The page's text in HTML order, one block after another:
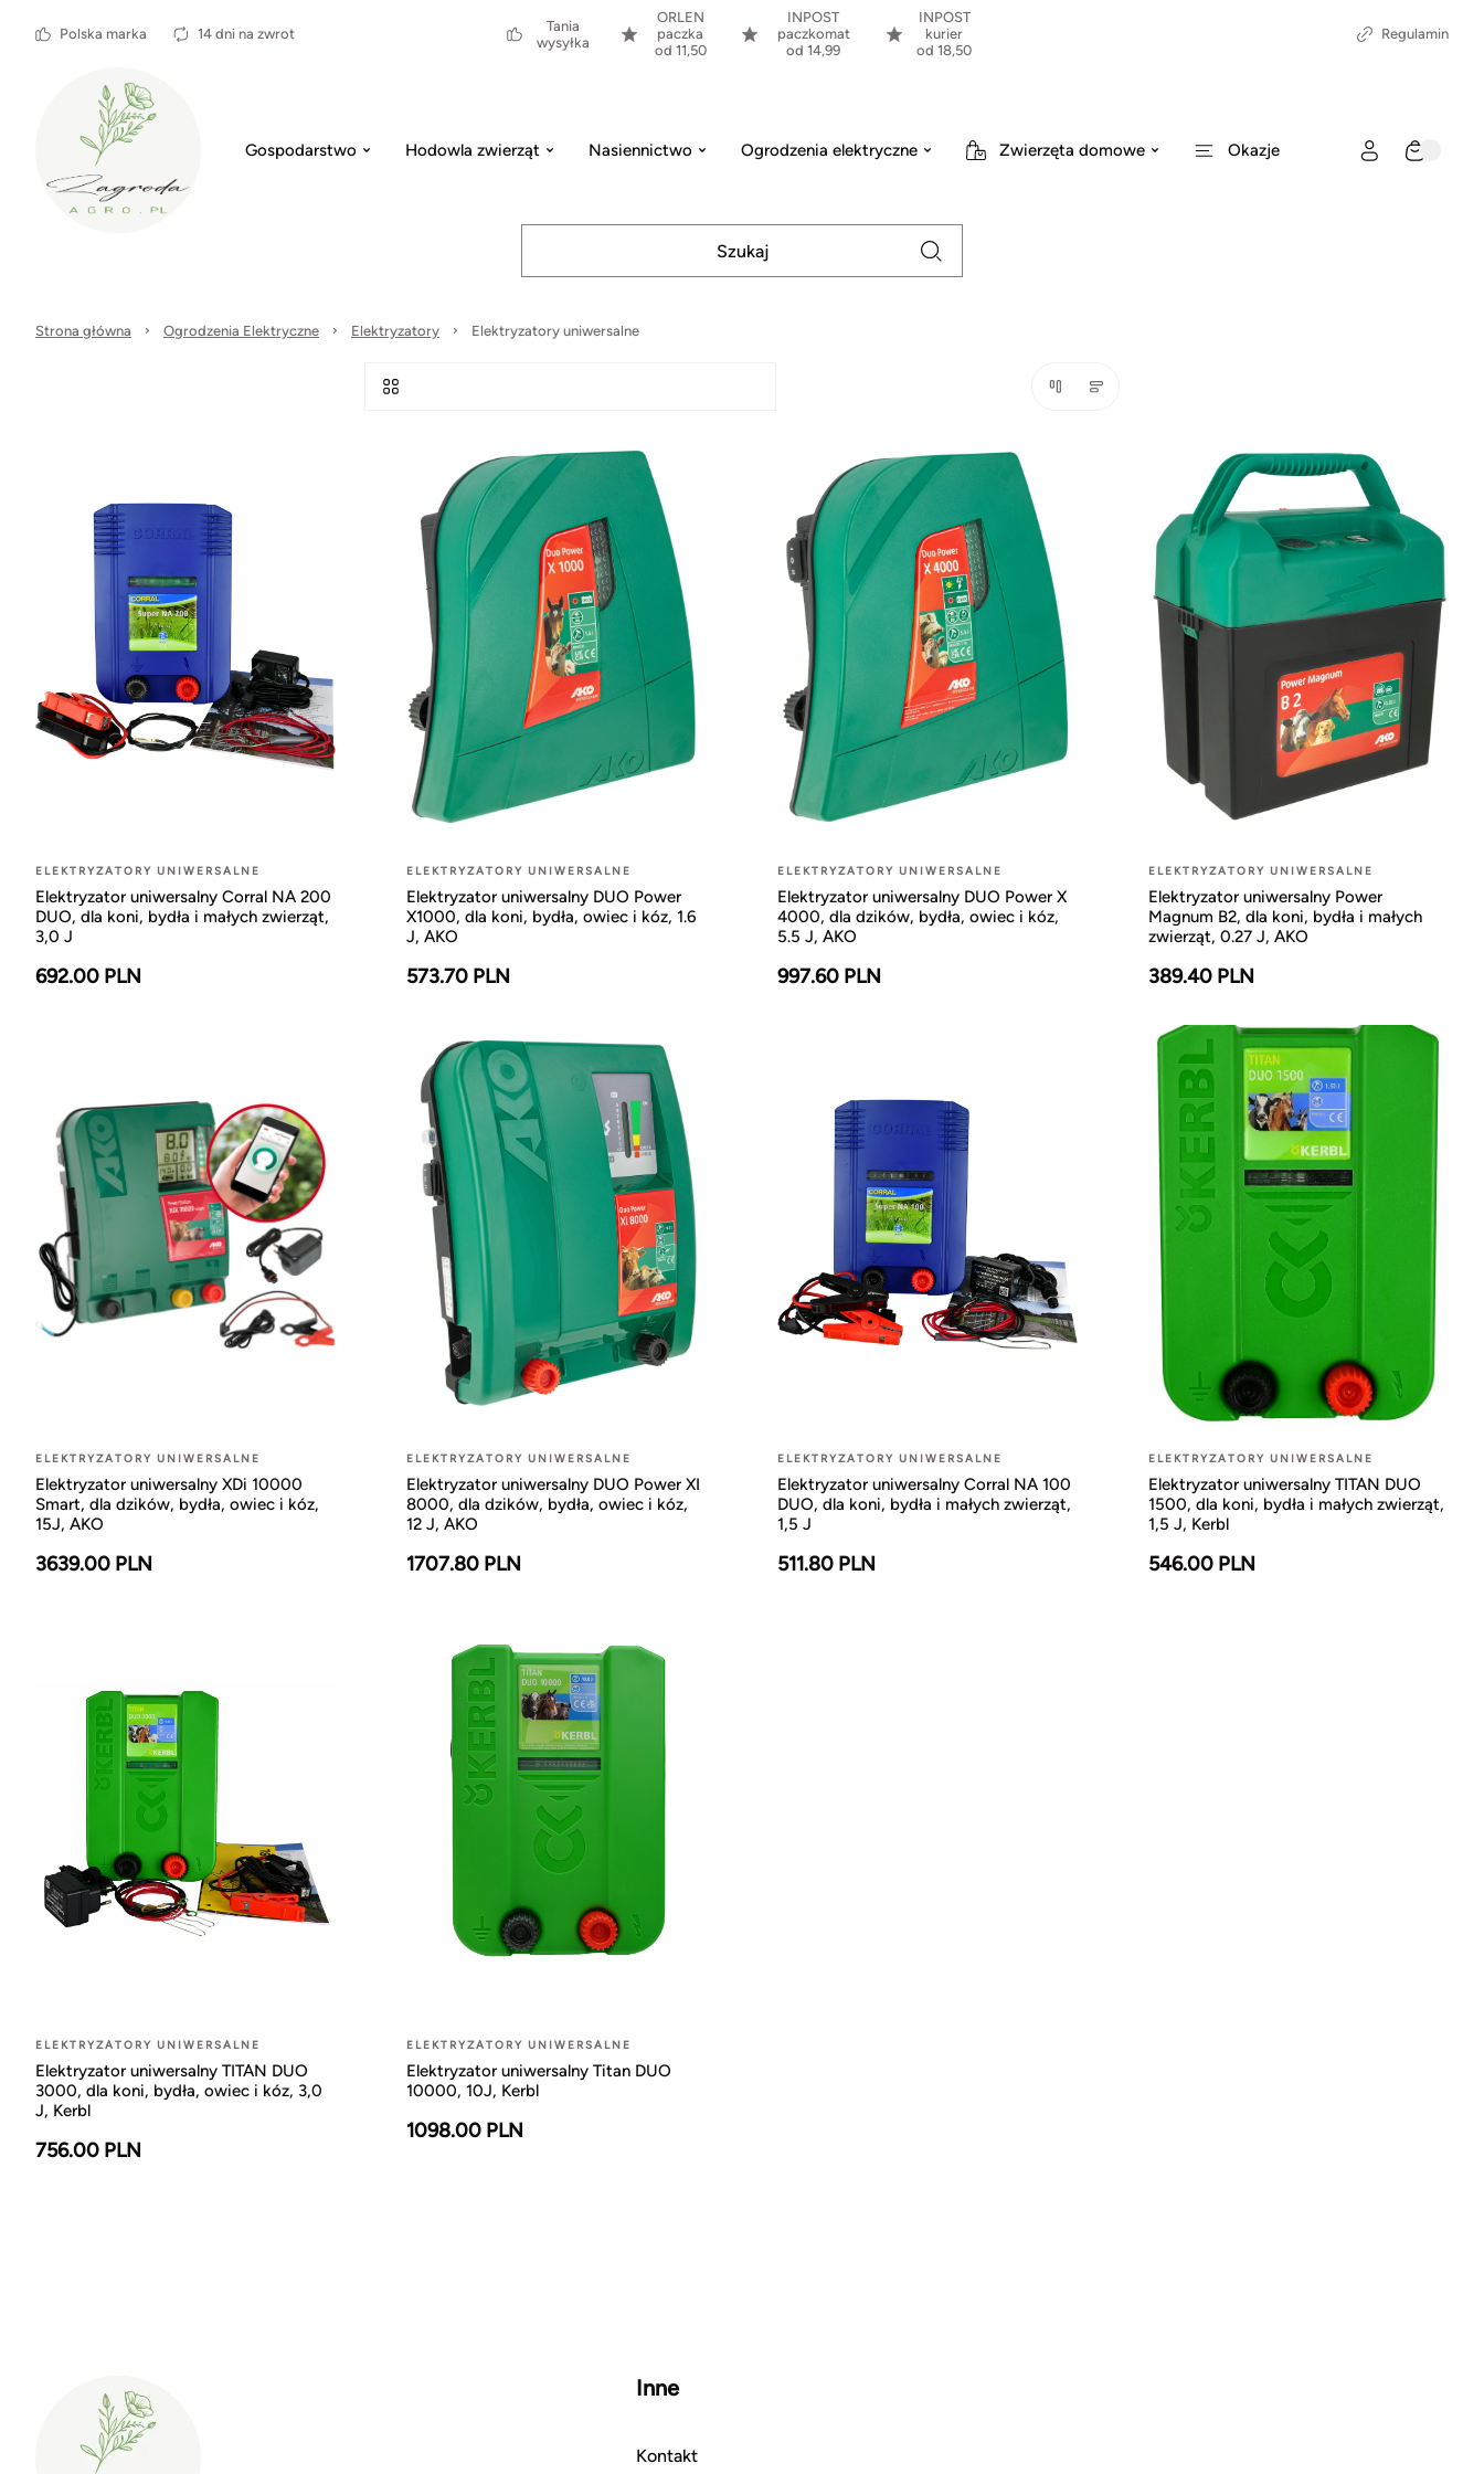
Polska marka 14 dni na zwrot
Tania
wysyłka
ORLEN
paczka
od 11,50
INPOST
paczkomat
od 14,99
INPOST
kurier
od 18,50
Regulamin
Gospodarstwo Hodowla zwierząt Nasiennictwo Ogrodzenia elektryczne Zwierzęta domowe Okazje
Strona główna Ogrodzenia Elektryczne Elektryzatory Elektryzatory uniwersalne
ELEKTRYZATORY UNIWERSALNE
Elektryzator uniwersalny Corral NA 200
DUO, dla koni, bydła i małych zwierząt,
3,0 J
692.00 PLN
ELEKTRYZATORY UNIWERSALNE
Elektryzator uniwersalny DUO Power
X1000, dla koni, bydła, owiec i kóz, 1.6
J, AKO
573.70 PLN
ELEKTRYZATORY UNIWERSALNE
Elektryzator uniwersalny DUO Power X
4000, dla dzików, bydła, owiec i kóz,
5.5 J, AKO
997.60 PLN
ELEKTRYZATORY UNIWERSALNE
Elektryzator uniwersalny Power
Magnum B2, dla koni, bydła i małych
zwierząt, 0.27 J, AKO
389.40 PLN
ELEKTRYZATORY UNIWERSALNE
Elektryzator uniwersalny XDi 10000
Smart, dla dzików, bydła, owiec i kóz,
15J, AKO
3639.00 PLN
ELEKTRYZATORY UNIWERSALNE
Elektryzator uniwersalny DUO Power XI
8000, dla dzików, bydła, owiec i kóz,
12 J, AKO
1707.80 PLN
ELEKTRYZATORY UNIWERSALNE
Elektryzator uniwersalny Corral NA 100
DUO, dla koni, bydła i małych zwierząt,
1,5 J
511.80 PLN
ELEKTRYZATORY UNIWERSALNE
Elektryzator uniwersalny TITAN DUO
1500, dla koni, bydła i małych zwierząt,
1,5 J, Kerbl
546.00 PLN
ELEKTRYZATORY UNIWERSALNE
Elektryzator uniwersalny TITAN DUO
3000, dla koni, bydła, owiec i kóz, 3,0
J, Kerbl
756.00 PLN
ELEKTRYZATORY UNIWERSALNE
Elektryzator uniwersalny Titan DUO
10000, 10J, Kerbl
1098.00 PLN
Inne
Kontakt